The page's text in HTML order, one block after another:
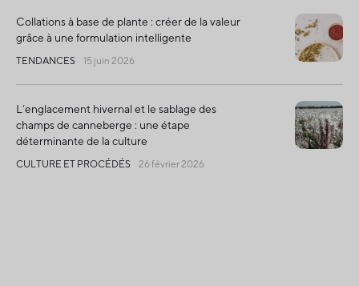
Collations à base de plante : créer de la valeur
grâce à une formulation intelligente
TENDANCES 15 juin 2026
L’englacement hivernal et le sablage des
champs de canneberge : une étape
déterminante de la culture
CULTURE ET PROCÉDÉS 26 février 2026